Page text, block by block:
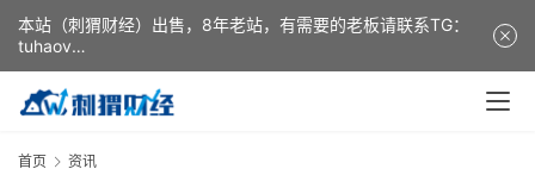
首页 资讯
本站（刺猬财经）出售，8年老站，有需要的老板请联系TG：
tuhaov
This website (ciweicaijing) is for sale. It is a 8-year-old
website. If you need it, please contact TG: tuhaov